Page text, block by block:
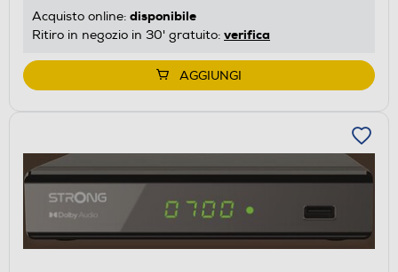
Acquisto online: disponibile
Ritiro in negozio in 30' gratuito: verifica
AGGIUNGI